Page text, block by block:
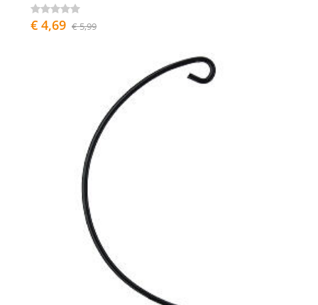
€ 4,69 € 5,99